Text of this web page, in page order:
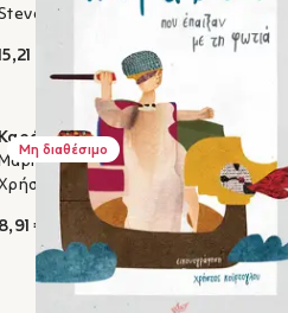
Brusatte, Daniel Chester
€
Μη διαθέσιμο
Καράβια που έπαιξαν με τη φωτιά
Μαρία Αγγελίδου, Αντώνης
Κούρτογλου
8,91 €